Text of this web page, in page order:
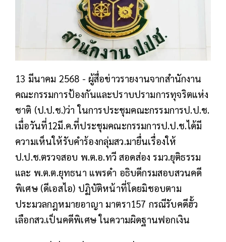
13 มีนาคม 2568 - ผู้สื่อข่าวรายงานจากสำนักงาน
คณะกรรมการป้องกันและปราบปรามการทุจริตแห่ง
ชาติ (ป.ป.ช.)ว่า ในการประชุมคณะกรรมการป.ป.ช.
เมื่อวันที่12มี.ค.ที่ประชุมคณะกรรมการป.ป.ช.ได้มี
ความเห็นให้รับคำร้องกลุ่มสว.มายื่นเรื่องให้
ป.ป.ช.ตรวจสอบ พ.ต.อ.ทวี สอดส่อง รมว.ยุติธรรม
และ พ.ต.ต.ยุทธนา แพรดำ อธิบดีกรมสอบสวนคดี
พิเศษ (ดีเอสไอ) ปฏิบัติหน้าที่โดยมิชอบตาม
ประมวลกฎหมายอาญา มาตรา157 กรณีรับคดีฮั้ว
เลือกสว.เป็นคดีพิเศษ ในความผิดฐานฟอกเงิน